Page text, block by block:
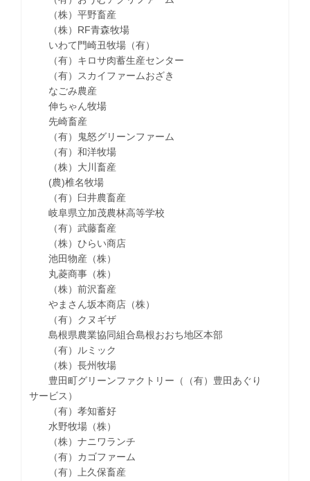
（株）平野畜産
（株）RF青森牧場
いわて門崎丑牧場（有）
（有）キロサ肉蓄生産センター
（有）スカイファームおざき
なごみ農産
伸ちゃん牧場
先崎畜産
（有）鬼怒グリーンファーム
（有）和洋牧場
（株）大川畜産
(農)椎名牧場
（有）臼井農畜産
岐阜県立加茂農林高等学校
（有）武藤畜産
（株）ひらい商店
池田物産（株）
丸菱商事（株）
（株）前沢畜産
やまさん坂本商店（株）
（有）クヌギザ
島根県農業協同組合島根おおち地区本部
（有）ルミック
（株）長州牧場
豊田町グリーンファクトリー（（有）豊田あぐり
サービス）
（有）孝知蓄好
水野牧場（株）
（株）ナニワランチ
（有）カゴファーム
（有）上久保畜産